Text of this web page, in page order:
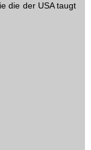
die der USA taugt